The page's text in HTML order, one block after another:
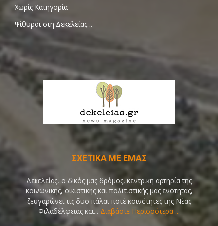
Χωρίς Κατηγορία
Ψίθυροι στη Δεκελείας…
ΣΧΕΤΙΚΑ ΜΕ ΕΜΑΣ
Δεκελείας, ο δικός μας δρόμος, κεντρική αρτηρία της
κοινωνικής, οικιστικής και πολιτιστικής μας ενότητας,
ζευγαρώνει τις δυο πάλαι ποτέ κοινότητες της Νέας
Φιλαδέλφειας και... Διαβάστε Περισσότερα ...